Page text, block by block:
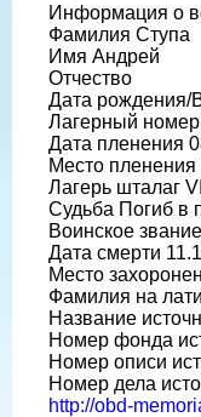
Информация о
Фамилия Ступа
Имя Андрей
Отчество
Дата рождения/
Лагерный
Дата пленения
Место
Лагерь шталаг
Судьба Погиб в
Воинское
Дата смерти
Место
Фамилия на
Название
Номер фонда
Номер описи
Номер дела
http://obd-